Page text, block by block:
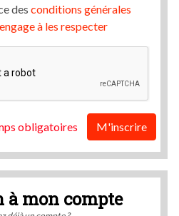
des conditions générales
à les respecter
obligatoires M'inscrire
à mon compte